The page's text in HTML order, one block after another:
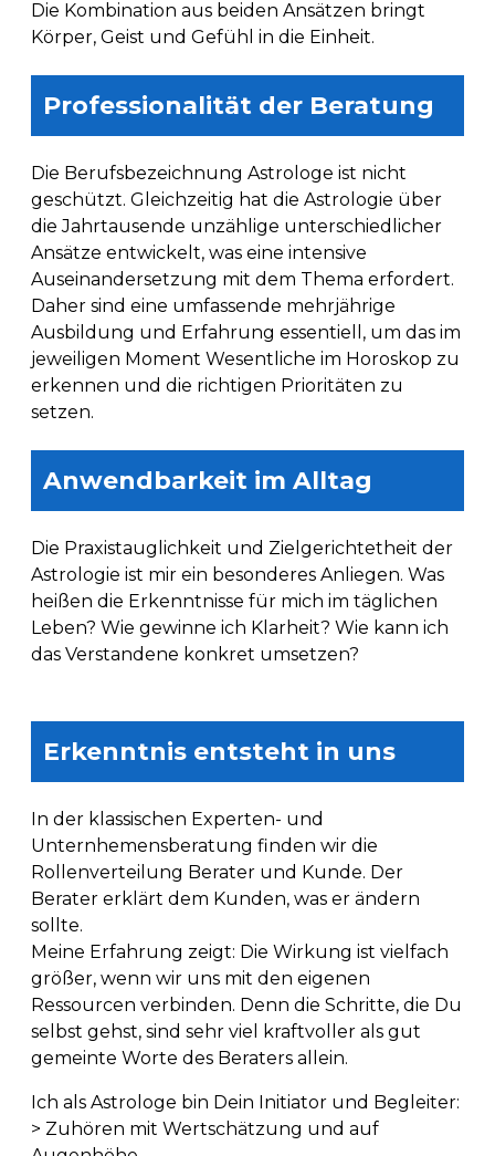
Die Kombination aus beiden Ansätzen bringt
Körper, Geist und Gefühl in die Einheit.
Professionalität der Beratung
Die Berufsbezeichnung Astrologe ist nicht
geschützt. Gleichzeitig hat die Astrologie über
die Jahrtausende unzählige unterschiedlicher
Ansätze entwickelt, was eine intensive
Auseinandersetzung mit dem Thema erfordert.
Daher sind eine umfassende mehrjährige
Ausbildung und Erfahrung essentiell, um das im
jeweiligen Moment Wesentliche im Horoskop zu
erkennen und die richtigen Prioritäten zu
setzen.
Anwendbarkeit im Alltag
Die Praxistauglichkeit und Zielgerichtetheit der
Astrologie ist mir ein besonderes Anliegen. Was
heißen die Erkenntnisse für mich im täglichen
Leben? Wie gewinne ich Klarheit? Wie kann ich
das Verstandene konkret umsetzen?
Erkenntnis entsteht in uns
In der klassischen Experten- und
Unternhemensberatung finden wir die
Rollenverteilung Berater und Kunde. Der
Berater erklärt dem Kunden, was er ändern
sollte.
Meine Erfahrung zeigt: Die Wirkung ist vielfach
größer, wenn wir uns mit den eigenen
Ressourcen verbinden. Denn die Schritte, die Du
selbst gehst, sind sehr viel kraftvoller als gut
gemeinte Worte des Beraters allein.
Ich als Astrologe bin Dein Initiator und Begleiter:
> Zuhören mit Wertschätzung und auf